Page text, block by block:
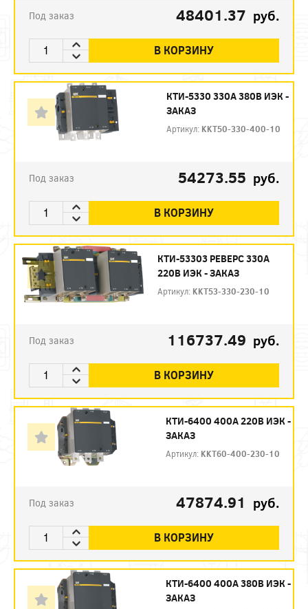
Под заказ 48401.37 руб.
В КОРЗИНУ
КТИ-5330 330А 380В ИЭК -
ЗАКАЗ
Артикул: KKT50-330-400-10
Под заказ 54273.55 руб.
В КОРЗИНУ
КТИ-53303 РЕВЕРС 330А
220В ИЭК - ЗАКАЗ
Артикул: KKT53-330-230-10
Под заказ 116737.49 руб.
В КОРЗИНУ
КТИ-6400 400А 220В ИЭК -
ЗАКАЗ
Артикул: KKT60-400-230-10
Под заказ 47874.91 руб.
В КОРЗИНУ
КТИ-6400 400А 380В ИЭК -
ЗАКАЗ